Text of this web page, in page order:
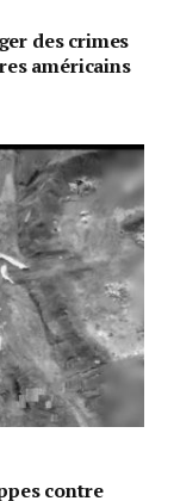
des crimes
américains
contre